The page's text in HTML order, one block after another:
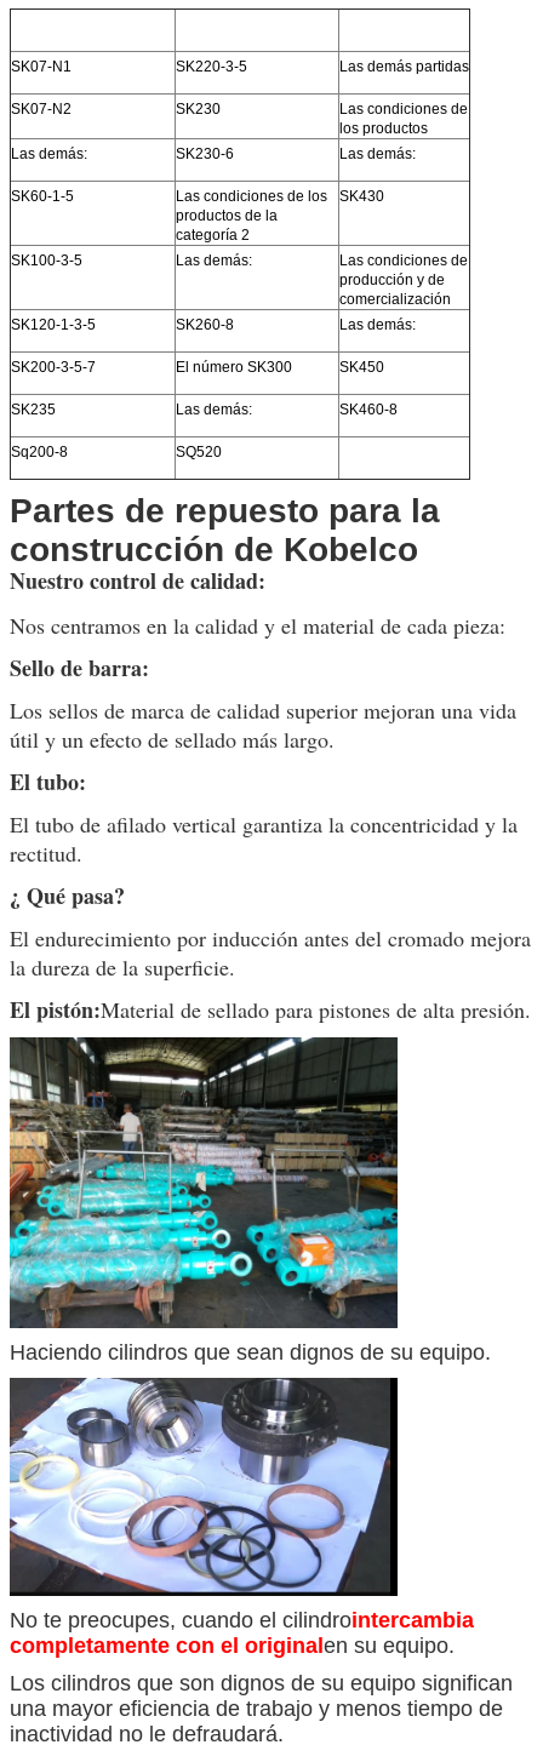
SK07-N1 SK220-3-5 Las demás partidas
SK07-N2 SK230
Las condiciones de
los productos
Las demás:
SK230-6 Las demás:
SK60-1-5
Las condiciones de los
productos de la
categoría 2
SK430
SK100-3-5 Las demás:
Las condiciones de
producción y de
comercialización
SK120-1-3-5
SK260-8 Las demás:
SK200-3-5-7 El número SK300 SK450
SK235 Las demás: SK460-8
Sq200-8 SQ520
Partes de repuesto para la
construcción de Kobelco
Nuestro control de calidad:
Nos centramos en la calidad y el material de cada pieza:
Sello de barra:
Los sellos de marca de calidad superior mejoran una vida
útil y un efecto de sellado más largo.
El tubo:
El tubo de afilado vertical garantiza la concentricidad y la
rectitud.
¿ Qué pasa?
El endurecimiento por inducción antes del cromado mejora
la dureza de la superficie.
El pistón:Material de sellado para pistones de alta presión.
Haciendo cilindros que sean dignos de su equipo.
No te preocupes, cuando el cilindrointercambia
completamente con el original en su equipo.
Los cilindros que son dignos de su equipo significan
una mayor eficiencia de trabajo y menos tiempo de
inactividad no le defraudará.